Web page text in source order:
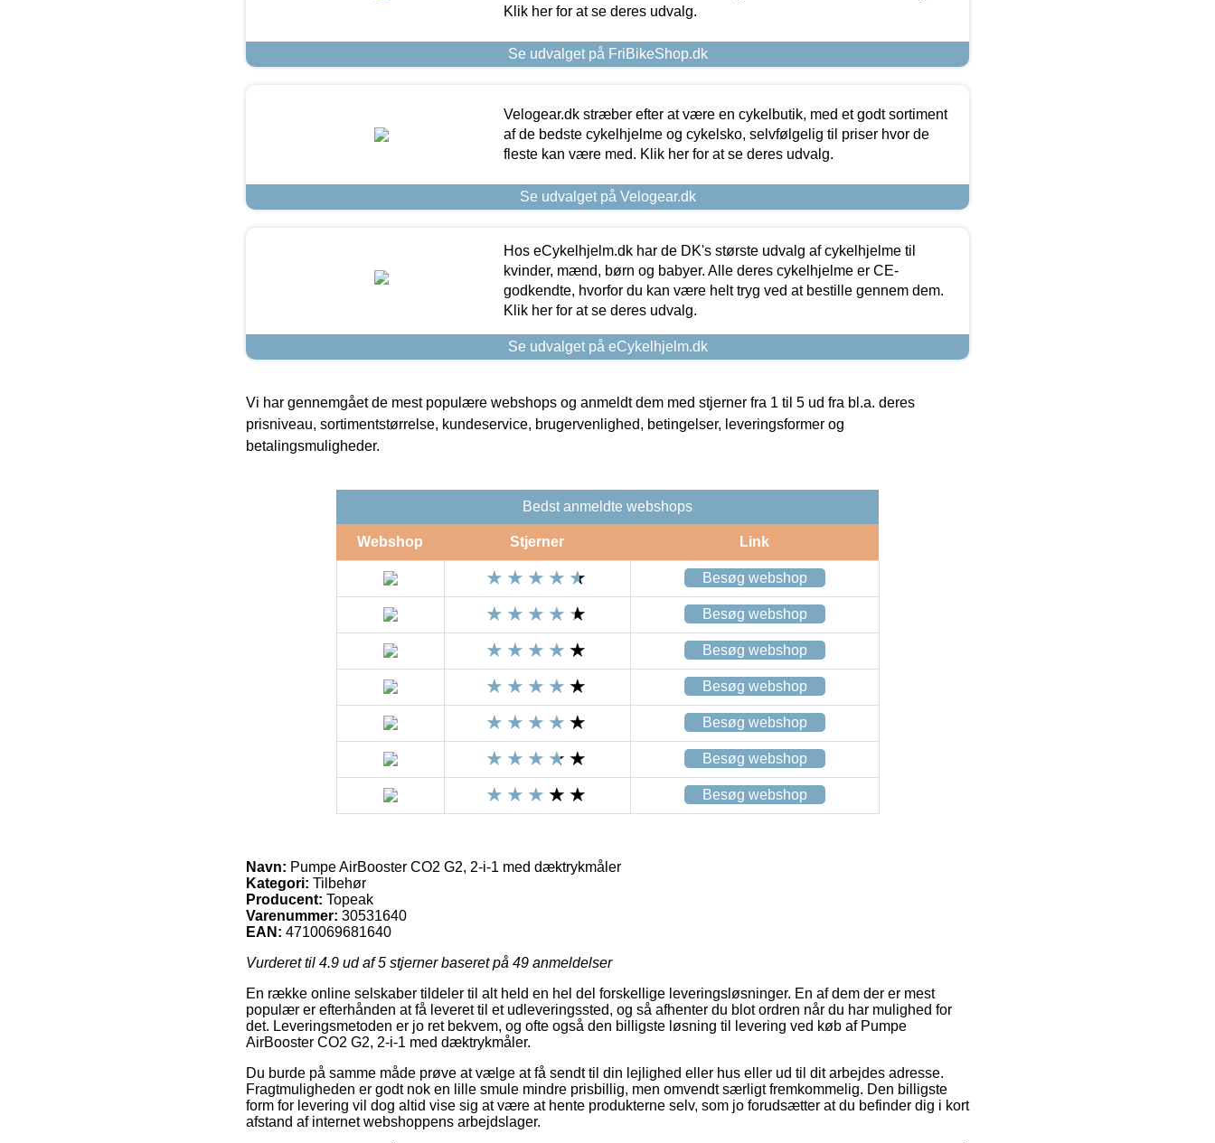
Klik her for at se deres udvalg.
Se udvalget på FriBikeShop.dk
Velogear.dk stræber efter at være en cykelbutik, med et godt sortiment
af de bedste cykelhjelme og cykelsko, selvfølgelig til priser hvor de
fleste kan være med. Klik her for at se deres udvalg.
Se udvalget på Velogear.dk
Hos eCykelhjelm.dk har de DK's største udvalg af cykelhjelme til
kvinder, mænd, børn og babyer. Alle deres cykelhjelme er CE-
godkendte, hvorfor du kan være helt tryg ved at bestille gennem dem.
Klik her for at se deres udvalg.
Se udvalget på eCykelhjelm.dk
Vi har gennemgået de mest populære webshops og anmeldt dem med stjerner fra 1 til 5 ud fra bl.a. deres
prisniveau, sortimentstørrelse, kundeservice, brugervenlighed, betingelser, leveringsformer og
betalingsmuligheder.
Bedst anmeldte webshops
Webshop Stjerner Link
Besøg webshop
Besøg webshop
Besøg webshop
Besøg webshop
Besøg webshop
Besøg webshop
Besøg webshop
Navn: Pumpe AirBooster CO2 G2, 2-i-1 med dæktrykmåler
Kategori: Tilbehør
Producent: Topeak
Varenummer: 30531640
EAN: 4710069681640
Vurderet til 4.9 ud af 5 stjerner baseret på 49 anmeldelser
En række online selskaber tildeler til alt held en hel del forskellige leveringsløsninger. En af dem der er mest
populær er efterhånden at få leveret til et udleveringssted, og så afhenter du blot ordren når du har mulighed for
det. Leveringsmetoden er jo ret bekvem, og ofte også den billigste løsning til levering ved køb af Pumpe
AirBooster CO2 G2, 2-i-1 med dæktrykmåler.
Du burde på samme måde prøve at vælge at få sendt til din lejlighed eller hus eller ud til dit arbejdes adresse.
Fragtmuligheden er godt nok en lille smule mindre prisbillig, men omvendt særligt fremkommelig. Den billigste
form for levering vil dog altid vise sig at være at hente produkterne selv, som jo forudsætter at du befinder dig i kort
afstand af internet webshoppens arbejdslager.